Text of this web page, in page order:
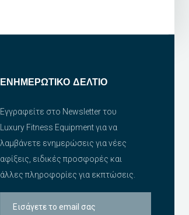
ΕΝΗΜΕΡΩΤΙΚΌ ΔΕΛΤΊΟ
Εγγραφείτε στο Newsletter του
Luxury Fitness Equipment για να
λαμβάνετε ενημερώσεις για νέες
αφίξεις, ειδικές προσφορές και
άλλες πληροφορίες για εκπτώσεις.